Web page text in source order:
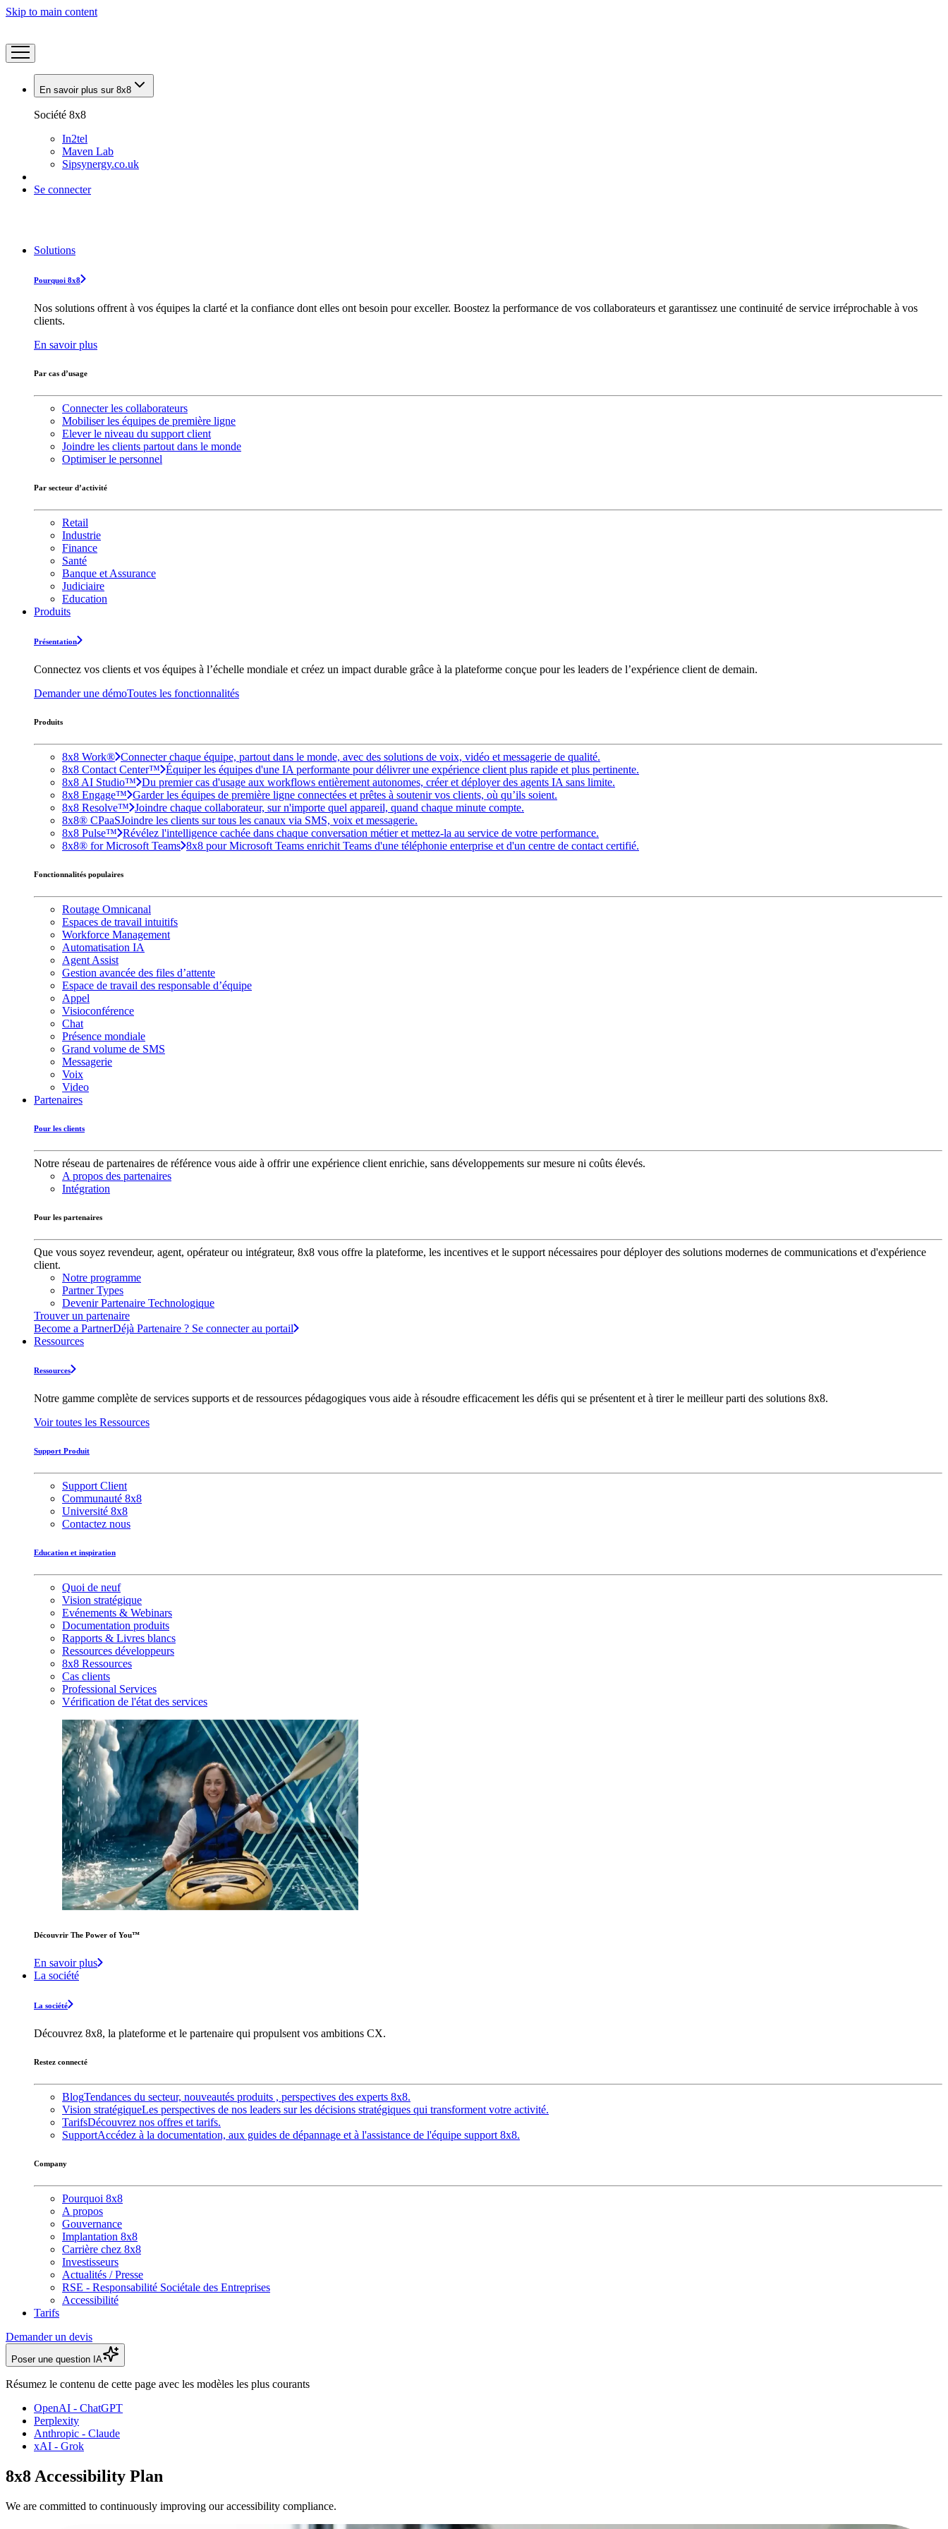
Skip to main content
En savoir plus sur 8x8
Société 8x8
In2tel
Maven Lab
Sipsynergy.co.uk
Se connecter
Solutions
Pourquoi 8x8
Nos solutions offrent à vos équipes la clarté et la confiance dont elles ont besoin pour exceller. Boostez la performance de vos collaborateurs et garantissez une continuité de service irréprochable à vos
clients.
En savoir plus
Par cas d’usage
Connecter les collaborateurs
Mobiliser les équipes de première ligne
Elever le niveau du support client
Joindre les clients partout dans le monde
Optimiser le personnel
Par secteur d’activité
Retail
Industrie
Finance
Santé
Banque et Assurance
Judiciaire
Education
Produits
Présentation
Connectez vos clients et vos équipes à l’échelle mondiale et créez un impact durable grâce à la plateforme conçue pour les leaders de l’expérience client de demain.
Demander une démoToutes les fonctionnalités
Produits
8x8 Work® Connecter chaque équipe, partout dans le monde, avec des solutions de voix, vidéo et messagerie de qualité.
8x8 Contact Center™ Équiper les équipes d'une IA performante pour délivrer une expérience client plus rapide et plus pertinente.
8x8 AI Studio™ Du premier cas d'usage aux workflows entièrement autonomes, créer et déployer des agents IA sans limite.
8x8 Engage™ Garder les équipes de première ligne connectées et prêtes à soutenir vos clients, où qu’ils soient.
8x8 Resolve™ Joindre chaque collaborateur, sur n'importe quel appareil, quand chaque minute compte.
8x8® CPaaSJoindre les clients sur tous les canaux via SMS, voix et messagerie.
8x8 Pulse™ Révélez l'intelligence cachée dans chaque conversation métier et mettez-la au service de votre performance.
8x8® for Microsoft Teams 8x8 pour Microsoft Teams enrichit Teams d'une téléphonie enterprise et d'un centre de contact certifié.
Fonctionnalités populaires
Routage Omnicanal
Espaces de travail intuitifs
Workforce Management
Automatisation IA
Agent Assist
Gestion avancée des files d’attente
Espace de travail des responsable d’équipe
Appel
Visioconférence
Chat
Présence mondiale
Grand volume de SMS
Messagerie
Voix
Video
Partenaires
Pour les clients
Notre réseau de partenaires de référence vous aide à offrir une expérience client enrichie, sans développements sur mesure ni coûts élevés.
A propos des partenaires
Intégration
Pour les partenaires
Que vous soyez revendeur, agent, opérateur ou intégrateur, 8x8 vous offre la plateforme, les incentives et le support nécessaires pour déployer des solutions modernes de communications et d'expérience
client.
Notre programme
Partner Types
Devenir Partenaire Technologique
Trouver un partenaire
Become a PartnerDéjà Partenaire ? Se connecter au portail
Ressources
Ressources
Notre gamme complète de services supports et de ressources pédagogiques vous aide à résoudre efficacement les défis qui se présentent et à tirer le meilleur parti des solutions 8x8.
Voir toutes les Ressources
Support Produit
Support Client
Communauté 8x8
Université 8x8
Contactez nous
Education et inspiration
Quoi de neuf
Vision stratégique
Evénements & Webinars
Documentation produits
Rapports & Livres blancs
Ressources développeurs
8x8 Ressources
Cas clients
Professional Services
Vérification de l'état des services
Découvrir The Power of You™️
En savoir plus
La société
La société
Découvrez 8x8, la plateforme et le partenaire qui propulsent vos ambitions CX.
Restez connecté
BlogTendances du secteur, nouveautés produits , perspectives des experts 8x8.
Vision stratégiqueLes perspectives de nos leaders sur les décisions stratégiques qui transforment votre activité.
TarifsDécouvrez nos offres et tarifs.
SupportAccédez à la documentation, aux guides de dépannage et à l'assistance de l'équipe support 8x8.
Company
Pourquoi 8x8
A propos
Gouvernance
Implantation 8x8
Carrière chez 8x8
Investisseurs
Actualités / Presse
RSE - Responsabilité Sociétale des Entreprises
Accessibilité
Tarifs
Demander un devis
Poser une question IA
Résumez le contenu de cette page avec les modèles les plus courants
OpenAI - ChatGPT
Perplexity
Anthropic - Claude
xAI - Grok
8x8 Accessibility Plan
We are committed to continuously improving our accessibility compliance.